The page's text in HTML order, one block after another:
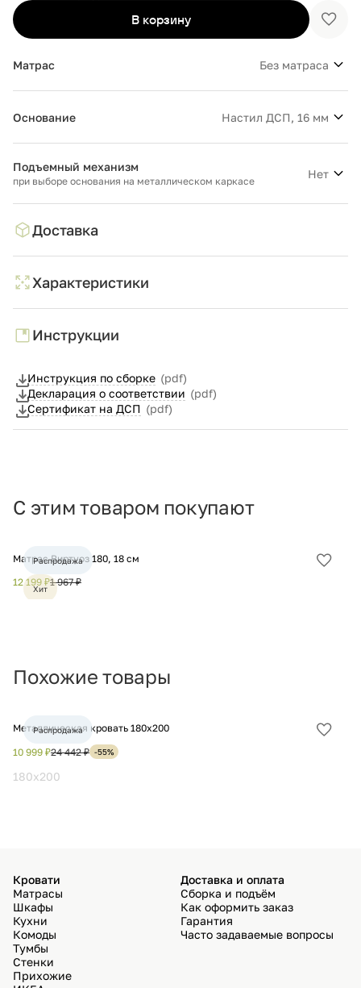
В корзину
Матрас Без матраса
Основание Настил ДСП, 16 мм
Подъемный механизм
при выборе основания на металлическом каркасе
Нет
Доставка
Характеристики
Инструкции
Инструкция по сборке (pdf)
Декларация о соответствии (pdf)
Сертификат на ДСП (pdf)
С этим товаром покупают
Матрас Виртуоз 180, 18 см
12 199 ₽1 967 ₽
Распродажа
Хит
Похожие товары
Металлическая кровать 180х200
10 999 ₽24 442 ₽ -55%
Распродажа
180x200
Кровати
Матрасы
Шкафы
Кухни
Комоды
Тумбы
Стенки
Прихожие
Доставка и оплата
Сборка и подъём
Как оформить заказ
Гарантия
Часто задаваемые вопросы